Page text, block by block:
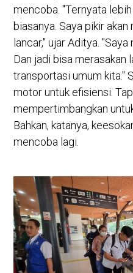
mencoba. "Ternyata
biasanya. Saya pikir
lancar," ujar Aditya. "Saya
Dan jadi bisa merasakan
transportasi umum kita."
motor untuk efisiensi.
mempertimbangkan
Bahkan, katanya,
mencoba lagi.